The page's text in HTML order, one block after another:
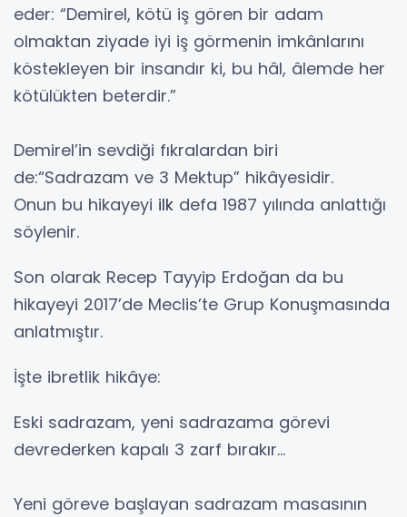
eder: “Demirel, kötü iş gören bir adam
olmaktan ziyade iyi iş görmenin imkânlarını
köstekleyen bir insandır ki, bu hâl, âlemde her
kötülükten beterdir.”
Demirel’in sevdiği fıkralardan biri
de:“Sadrazam ve 3 Mektup” hikâyesidir.
Onun bu hikayeyi ilk defa 1987 yılında anlattığı
söylenir.
Son olarak Recep Tayyip Erdoğan da bu
hikayeyi 2017’de Meclis’te Grup Konuşmasında
anlatmıştır.
İşte ibretlik hikâye:
Eski sadrazam, yeni sadrazama görevi
devrederken kapalı 3 zarf bırakır…
Yeni göreve başlayan sadrazam masasının